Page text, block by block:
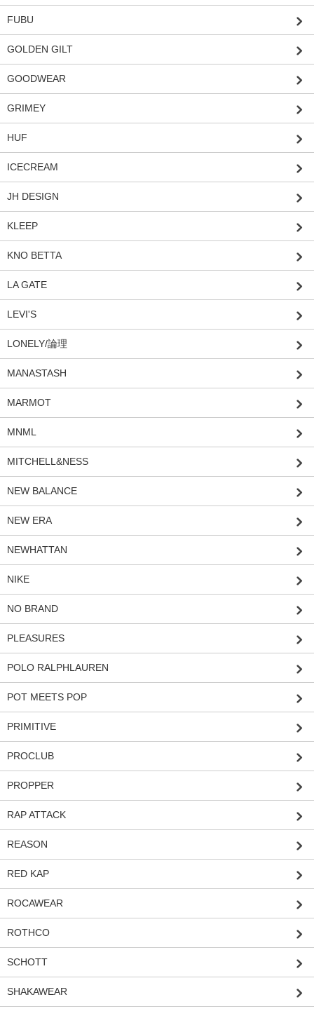
FUBU
GOLDEN GILT
GOODWEAR
GRIMEY
HUF
ICECREAM
JH DESIGN
KLEEP
KNO BETTA
LA GATE
LEVI'S
LONELY/論理
MANASTASH
MARMOT
MNML
MITCHELL&NESS
NEW BALANCE
NEW ERA
NEWHATTAN
NIKE
NO BRAND
PLEASURES
POLO RALPHLAUREN
POT MEETS POP
PRIMITIVE
PROCLUB
PROPPER
RAP ATTACK
REASON
RED KAP
ROCAWEAR
ROTHCO
SCHOTT
SHAKAWEAR